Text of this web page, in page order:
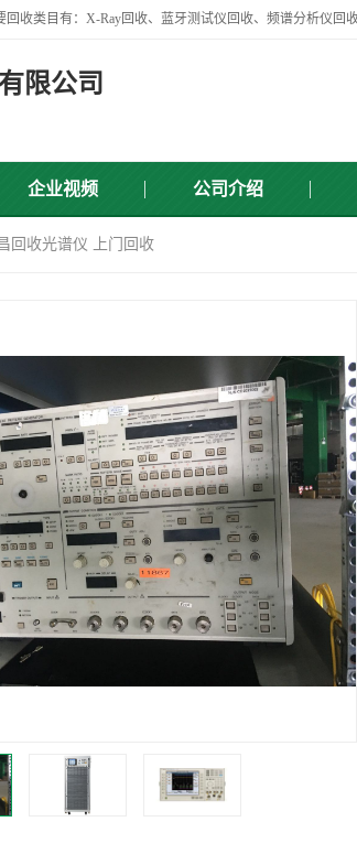
限公司
企业视频 公司介绍
回收光谱仪 上门回收